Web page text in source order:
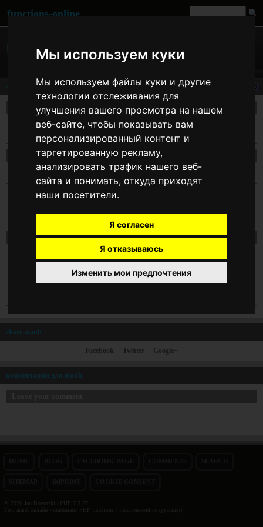
Мы используем куки
Мы используем файлы куки и другие
технологии отслеживания для
улучшения вашего просмотра на нашем
веб-сайте, чтобы показывать вам
персонализированный контент и
таргетированную рекламу,
анализировать трафик нашего веб-
сайта и понимать, откуда приходят
наши посетители.
Я согласен
Я отказываюсь
Изменить мои предпочтения
functions-online
atanh
описание
Возвращает гиперболический арктангенс $arg, т.е. значение, чей
Декларация atanh
atanh ( float $arg )
Тест atanh онлайн
share atanh
Facebook Twitter Google+
комментарии для atanh
© 2026 Jan Bogutzki | PHP 7.3.27
Тест atanh онлайн - mathmatic PHP functions - functions-online (русский)